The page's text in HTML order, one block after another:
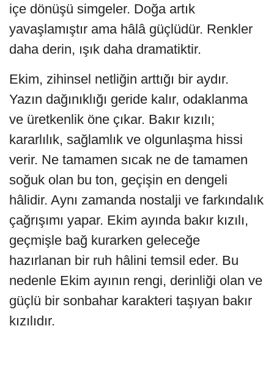
içe dönüşü simgeler. Doğa artık
yavaşlamıştır ama hâlâ güçlüdür. Renkler
daha derin, ışık daha dramatiktir.
Ekim, zihinsel netliğin arttığı bir aydır.
Yazın dağınıklığı geride kalır, odaklanma
ve üretkenlik öne çıkar. Bakır kızılı;
kararlılık, sağlamlık ve olgunlaşma hissi
verir. Ne tamamen sıcak ne de tamamen
soğuk olan bu ton, geçişin en dengeli
hâlidir. Aynı zamanda nostalji ve farkındalık
çağrışımı yapar. Ekim ayında bakır kızılı,
geçmişle bağ kurarken geleceğe
hazırlanan bir ruh hâlini temsil eder. Bu
nedenle Ekim ayının rengi, derinliği olan ve
güçlü bir sonbahar karakteri taşıyan bakır
kızılıdır.